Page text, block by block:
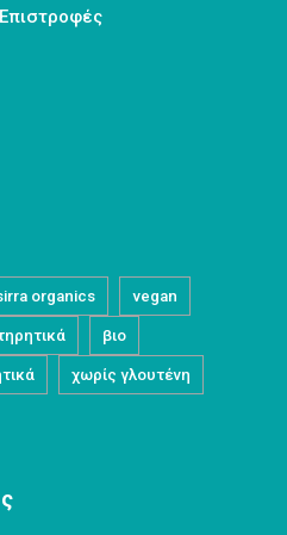
organics vegan
βιο
χωρίς γλουτένη